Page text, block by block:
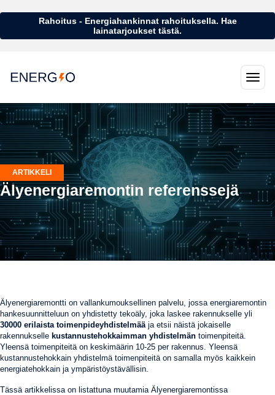
Rahoitus - Energiahankinnat rahoituksella. Hae
lainatarjoukset tästä.
ARTIKKELI
Älyenergiaremontin referenssejä
Älyenergiaremontti on vallankumouksellinen palvelu, jossa energiaremontin
hankesuunnitteluun on yhdistetty tekoäly, joka laskee rakennukselle yli
30000 erilaista toimenpideyhdistelmääja etsii näistä jokaiselle
rakennukselle kustannustehokkaimman yhdistelmän toimenpiteitä.
Yleensä toimenpiteitä on keskimäärin 10-25 per rakennus. Yleensä
kustannustehokkain yhdistelmä toimenpiteitä on samalla myös kaikkein
energiatehokkain ja ympäristöystävällisin.
Tässä artikkelissa on listattuna muutamia Älyenergiaremontissa